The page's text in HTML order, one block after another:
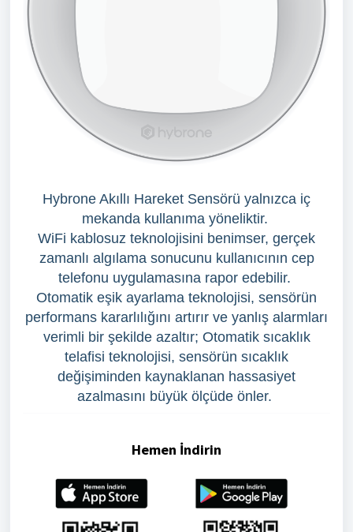
Hybrone Akıllı Hareket Sensörü yalnızca iç
mekanda kullanıma yöneliktir.
WiFi kablosuz teknolojisini benimser, gerçek
zamanlı algılama sonucunu kullanıcının cep
telefonu uygulamasına rapor edebilir.
Otomatik eşik ayarlama teknolojisi, sensörün
performans kararlılığını artırır ve yanlış alarmları
verimli bir şekilde azaltır; Otomatik sıcaklık
telafisi teknolojisi, sensörün sıcaklık
değişiminden kaynaklanan hassasiyet
azalmasını büyük ölçüde önler.
Hemen İndirin